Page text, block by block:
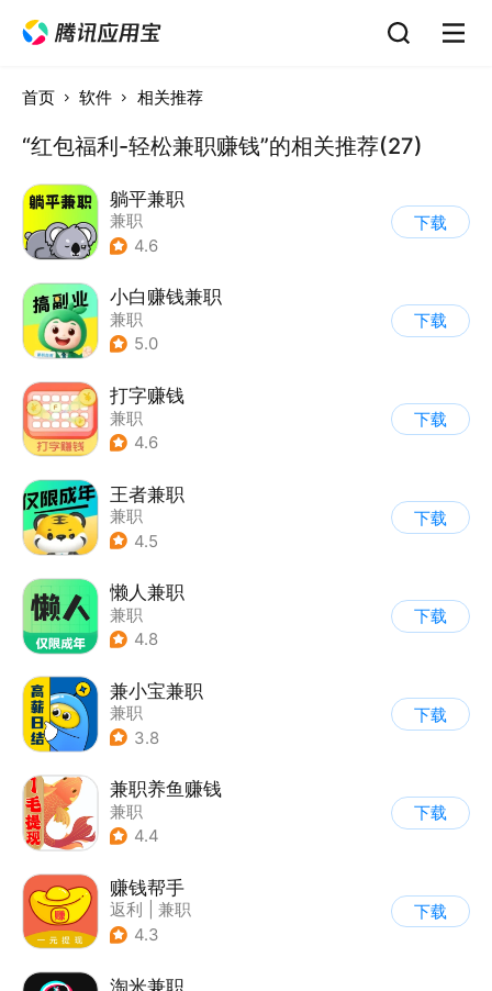
首页 软件 相关推荐
“红包福利-轻松兼职赚钱”的相关推荐(27)
躺平兼职
兼职
4.6
下载
小白赚钱兼职
兼职
5.0
下载
打字赚钱
兼职
4.6
下载
王者兼职
兼职
4.5
下载
懒人兼职
兼职
4.8
下载
兼小宝兼职
兼职
3.8
下载
兼职养鱼赚钱
兼职
4.4
下载
赚钱帮手
返利
兼职
4.3
下载
淘米兼职